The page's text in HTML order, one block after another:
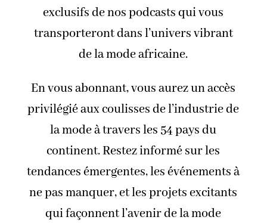
exclusifs de nos podcasts qui vous
transporteront dans l’univers vibrant
de la mode africaine.
En vous abonnant, vous aurez un accès
privilégié aux coulisses de l’industrie de
la mode à travers les 54 pays du
continent. Restez informé sur les
tendances émergentes, les événements à
ne pas manquer, et les projets excitants
qui façonnent l’avenir de la mode